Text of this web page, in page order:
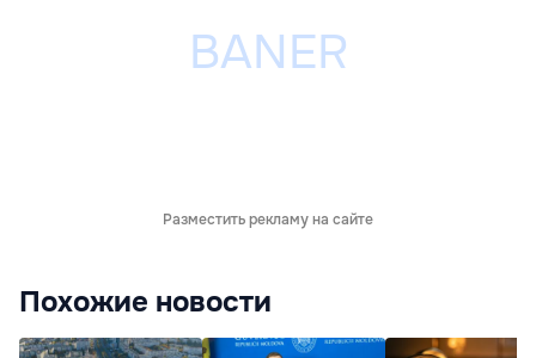
Разместить рекламу на сайте
Похожие новости